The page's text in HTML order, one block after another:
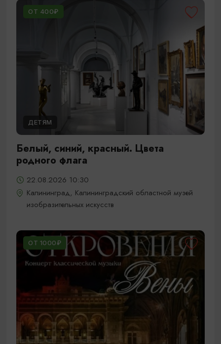
ОТ 400₽
ДЕТЯМ
Белый, синий, красный. Цвета
родного флага
22.08.2026 10:30
Калининград, Калининградский областной музей
изобразительных искусств
ОТ 1000₽